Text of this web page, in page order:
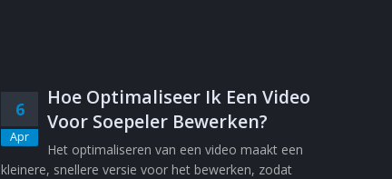
6
Apr
Hoe Optimaliseer Ik Een Video
Voor Soepeler Bewerken?
Het optimaliseren van een video maakt een
kleinere, snellere versie voor het bewerken, zodat